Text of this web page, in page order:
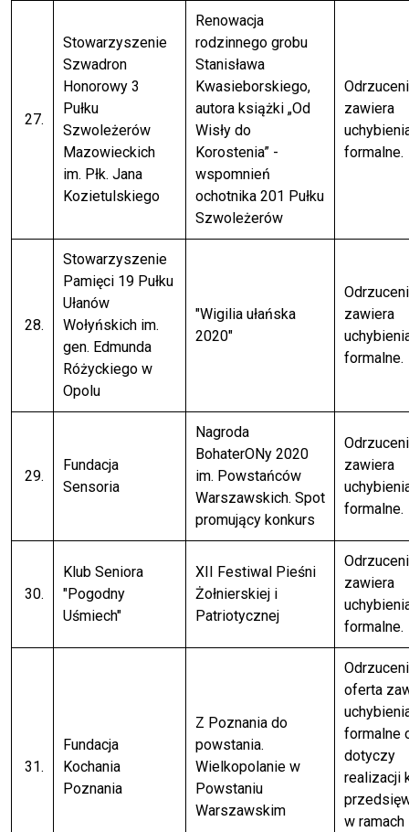
27.
Stowarzyszenie
Szwadron
Honorowy 3
Pułku
Szwoleżerów
Mazowieckich
im. Płk. Jana
Kozietulskiego
Renowacja
rodzinnego grobu
Stanisława
Kwasieborskiego,
autora książki „Od
Wisły do
Korostenia” -
wspomnień
ochotnika 201 Pułku
Szwoleżerów
zawiera
formalne.
28.
Stowarzyszenie
Pamięci 19 Pułku
Ułanów
Wołyńskich im.
gen. Edmunda
Różyckiego w
Opolu
"Wigilia ułańska
2020"
zawiera
formalne.
29.
Fundacja
Sensoria
Nagroda
BohaterONy 2020
im. Powstańców
Warszawskich. Spot
promujący konkurs
zawiera
formalne.
30.
Klub Seniora
"Pogodny
Uśmiech"
XII Festiwal Pieśni
Żołnierskiej i
Patriotycznej
zawiera
formalne.
31.
Fundacja
Kochania
Poznania
Z Poznania do
powstania.
Wielkopolanie w
Powstaniu
Warszawskim
oferta
formalne
dotyczy
realizacji
w ramach